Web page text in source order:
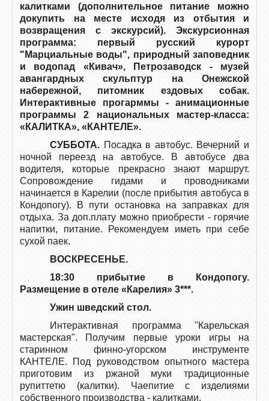
калитками (дополнительное питание можно
докупить на месте исходя из отбытия и
возвращения с экскурсий). Экскурсионная
программа: первый русский курорт
"Марциальные воды", природный заповедник
и водопад «Кивач», Петрозаводск - музей
авангардных скульптур на Онежской
набережной, питомник ездовых собак.
Интерактивные прогарммы - анимационные
программы 2 национальных мастер-класса:
«КАЛИТКА», «КАНТЕЛЕ».
СУББОТА. Посадка в автобус. Вечерний и
ночной переезд на автобусе. В автобусе два
водителя, которые прекрасно знают маршрут.
Сопровождение гидами и проводниками
начинается в Карелии (после прибытия автобуса в
Кондопогу). В пути остановка на заправках для
отдыха. За доп.плату можно приобрести - горячие
напитки, питание. Рекомендуем иметь при себе
сухой паек.
ВОСКРЕСЕНЬЕ.
18:30 прибытие в Кондопогу.
Размещение в отеле «Карелия» 3***.
Ужин шведский стол.
Интерактивная программа "Карельская
мастерская". Получим первые уроки игры на
старинном финно-угорском инструменте
КАНТЕЛЕ. Под руководством опытного мастера
приготовим из ржаной муки традиционные
рупиттетю (калитки). Чаепитие с изделиями
собственного производства - калитками.